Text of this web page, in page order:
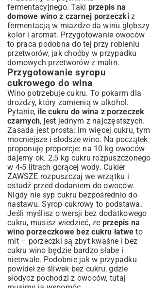
fermentacyjnego. Taki przepis na
domowe wino z czarnej porzeczkiz
fermentacją w miazdze da winu głębszy
kolor i aromat. Przygotowanie owoców
to praca podobna do tej przy robieniu
przetworów, jak choćby w przypadku
domowych przetworów z malin.
Przygotowanie syropu
cukrowego do wina
Wino potrzebuje cukru. To pokarm dla
drożdży, który zamienią w alkohol.
Pytanie, ile cukru do wina z porzeczek
czarnych, jest jednym z najczęstszych.
Zasada jest prosta: im więcej cukru, tym
mocniejsze i słodsze wino. Na początek
proponuję proporcje: na 10 kg owoców
dajemy ok. 2,5 kg cukru rozpuszczonego
w 4-5 litrach gorącej wody. Cukier
ZAWSZE rozpuszczaj we wrzątku i
ostudź przed dodaniem do owoców.
Nigdy nie syp cukru bezpośrednio do
nastawu. Syrop cukrowy to podstawa.
Jeśli myślisz o wersji bez dodatkowego
cukru, musisz wiedzieć, że przepis na
wino porzeczkowe bez cukru łatwe to
mit – porzeczki są zbyt kwaśne i bez
cukru wino będzie bardzo słabe i
nietrwałe. Podobnie jak w przypadku
powideł ze śliwek bez cukru, gdzie
słodycz pochodzi z owoców, tutaj